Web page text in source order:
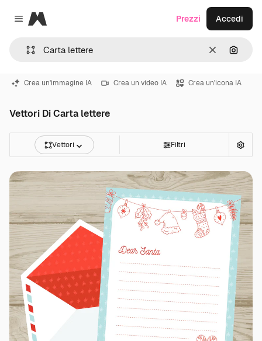
Close menu
Magnific
CancellaCerca
Prezzi Accedi
Crea un'immagine IA Crea un video IA Crea un'icona IA
Vettori Di Carta lettere
Vettori Filtri